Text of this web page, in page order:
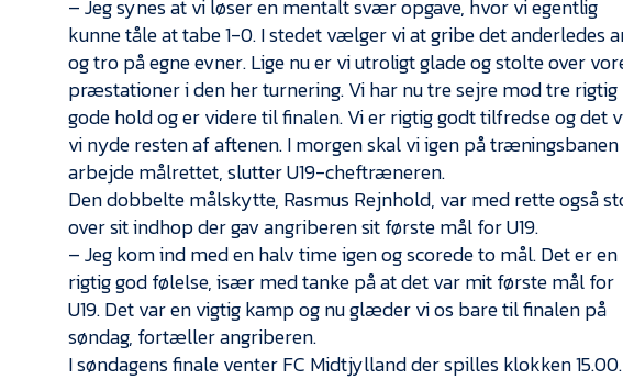
– Jeg synes at vi løser en mentalt svær opgave, hvor vi egentlig
kunne tåle at tabe 1-0. I stedet vælger vi at gribe det anderledes
og tro på egne evner. Lige nu er vi utroligt glade og stolte over
præstationer i den her turnering. Vi har nu tre sejre mod tre rigtig
gode hold og er videre til finalen. Vi er rigtig godt tilfredse og det
vi nyde resten af aftenen. I morgen skal vi igen på træningsbanen
arbejde målrettet, slutter U19-cheftræneren.
Den dobbelte målskytte, Rasmus Rejnhold, var med rette også
over sit indhop der gav angriberen sit første mål for U19.
– Jeg kom ind med en halv time igen og scorede to mål. Det er en
rigtig god følelse, især med tanke på at det var mit første mål for
U19. Det var en vigtig kamp og nu glæder vi os bare til finalen på
søndag, fortæller angriberen.
I søndagens finale venter FC Midtjylland der spilles klokken 15.00.